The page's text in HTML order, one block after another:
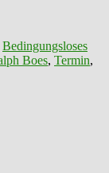
Bedingungsloses
Boes, Termin,